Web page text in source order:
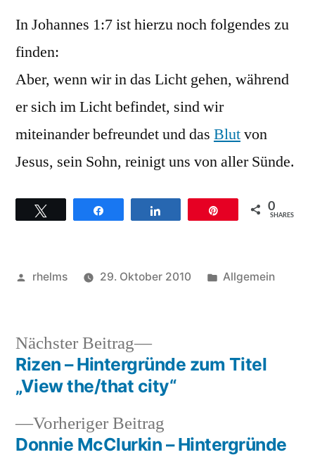
In Johannes 1:7 ist hierzu noch folgendes zu
finden:
Aber, wenn wir in das Licht gehen, während
er sich im Licht befindet, sind wir
miteinander befreundet und das Blutvon
Jesus, sein Sohn, reinigt uns von aller Sünde.
0
SHARES
Veröffentlicht
rhelms 29. Oktober 2010
Veröffentlicht
Allgemein
Beitragsnavigation
Vorheriger Beitrag
Beitrag:
Donnie McClurkin – Hintergründe
Nächster Beitrag
Nächster
Beitrag:
Rizen – Hintergründe zum Titel
„View the/that city“